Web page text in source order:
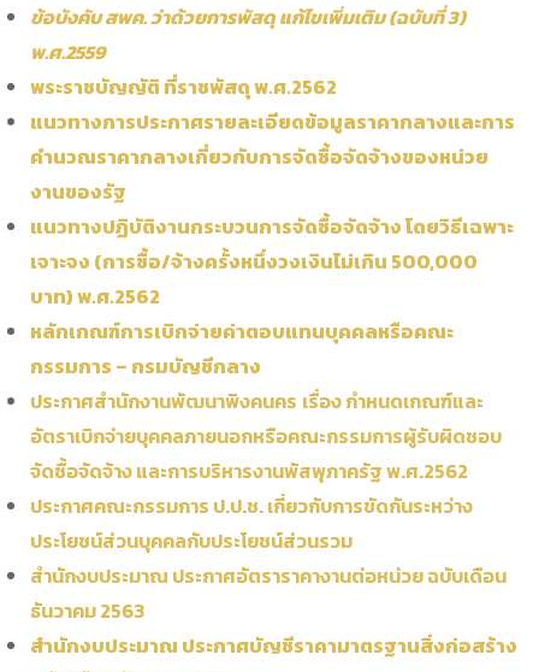
ข้อบังคับ สพค. ว่าด้วยการพัสดุ แก้ไขเพิ่มเติม (ฉบับที่ 3)
พ.ศ.2559
พระราชบัญญัติ ที่ราชพัสดุ พ.ศ.2562
แนวทางการประกาศรายละเอียดข้อมูลราคากลางและการ
คำนวณราคากลางเกี่ยวกับการจัดซื้อจัดจ้างของหน่วย
งานของรัฐ
แนวทางปฏิบัติงานกระบวนการจัดซื้อจัดจ้าง โดยวิธีเฉพาะ
เจาะจง (การซื้อ/จ้างครั้งหนึ่งวงเงินไม่เกิน 500,000
บาท) พ.ศ.2562
หลักเกณฑ์การเบิกจ่ายค่าตอบแทนบุคคลหรือคณะ
กรรมการ – กรมบัญชีกลาง
ประกาศสำนักงานพัฒนาพิงคนคร เรื่อง กำหนดเกณฑ์และ
อัตราเบิกจ่ายบุคคลภายนอกหรือคณะกรรมการผู้รับผิดชอบ
จัดซื้อจัดจ้าง และการบริหารงานพัสพุภาครัฐ พ.ศ.2562
ประกาศคณะกรรมการ ป.ป.ช. เกี่ยวกับการขัดกันระหว่าง
ประโยชน์ส่วนบุคคลกับประโยชน์ส่วนรวม
สำนักงบประมาณ ประกาศอัตราราคางานต่อหน่วย ฉบับเดือน
ธันวาคม 2563
สำนักงบประมาณ ประกาศบัญชีราคามาตรฐานสิ่งก่อสร้าง